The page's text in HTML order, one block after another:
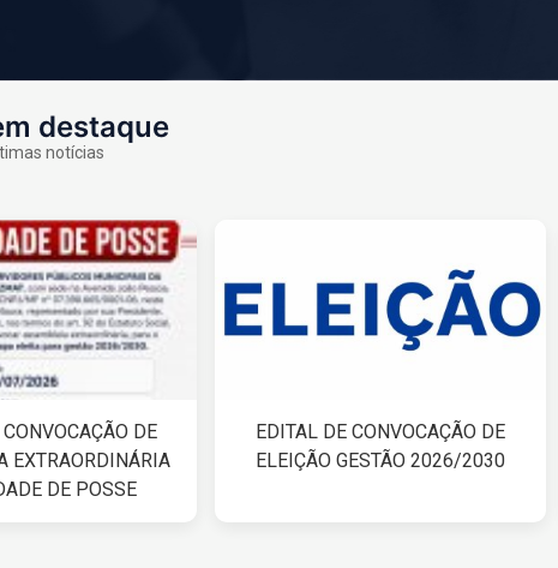
destaque
notícias
DE
EXTRAORDINÁRIA
DE POSSE
EDITAL DE CONVOCAÇÃO DE
ELEIÇÃO GESTÃO 2026/2030